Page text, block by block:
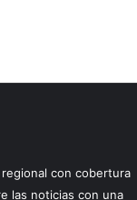
con cobertura
las noticias con una